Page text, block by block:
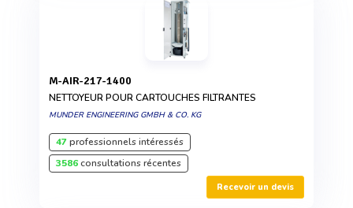
M-AIR-217-1400
NETTOYEUR POUR CARTOUCHES FILTRANTES
MUNDER ENGINEERING GMBH & CO. KG
47professionnels intéressés
3586consultations récentes
Recevoir un devis